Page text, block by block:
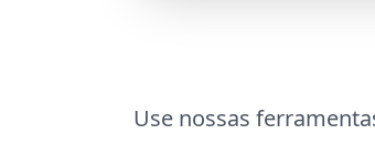
Use nossas